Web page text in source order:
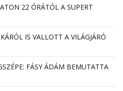
22 ÓRÁTÓL A SUPERT
IS VALLOTT A VILÁGJÁRÓ
FÁSY ÁDÁM BEMUTATTA